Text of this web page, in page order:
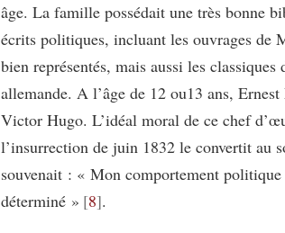
âge. La famille possédait une très bonne
écrits politiques, incluant les ouvrages de
bien représentés, mais aussi les
allemande. A l’âge de 12 ou13 ans,
Victor Hugo. L’idéal moral de ce chef
l’insurrection de juin 1832 le convertit au
souvenait : « Mon comportement
déterminé » 8 .